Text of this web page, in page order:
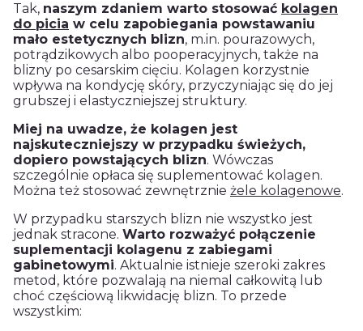
Tak, naszym zdaniem warto stosować kolagen
do picia w celu zapobiegania powstawaniu
mało estetycznych blizn, m.in. pourazowych,
potrądzikowych albo pooperacyjnych, także na
blizny po cesarskim cięciu. Kolagen korzystnie
wpływa na kondycję skóry, przyczyniając się do jej
grubszej i elastyczniejszej struktury.
Miej na uwadze, że kolagen jest
najskuteczniejszy w przypadku świeżych,
dopiero powstających blizn. Wówczas
szczególnie opłaca się suplementować kolagen.
Można też stosować zewnętrznie żele kolagenowe.
W przypadku starszych blizn nie wszystko jest
jednak stracone. Warto rozważyć połączenie
suplementacji kolagenu z zabiegami
gabinetowymi. Aktualnie istnieje szeroki zakres
metod, które pozwalają na niemal całkowitą lub
choć częściową likwidację blizn. To przede
wszystkim: